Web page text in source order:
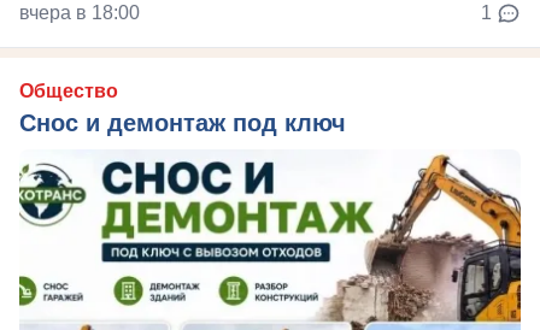
вчера в 18:00 1
Общество
Снос и демонтаж под ключ